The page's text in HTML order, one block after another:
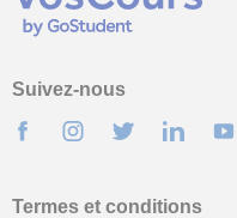
Suivez-nous
Termes et conditions